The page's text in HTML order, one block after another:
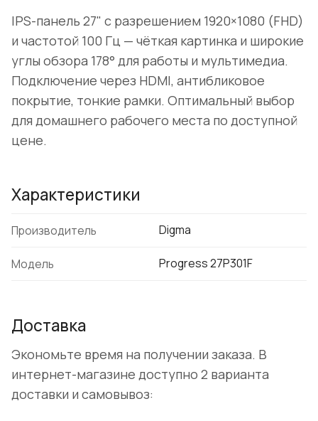
IPS-панель 27" с разрешением 1920×1080 (FHD)
и частотой 100 Гц — чёткая картинка и широкие
углы обзора 178° для работы и мультимедиа.
Подключение через HDMI, антибликовое
покрытие, тонкие рамки. Оптимальный выбор
для домашнего рабочего места по доступной
цене.
Характеристики
Производитель Digma
Модель Progress 27P301F
Доставка
Экономьте время на получении заказа. В
интернет-магазине доступно 2 варианта
доставки и самовывоз: